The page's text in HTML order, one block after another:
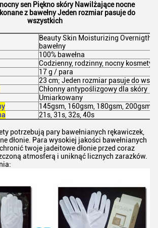
sen Piękno skóry Nawilżające nocne
z bawełny Jeden rozmiar pasuje do
wszystkich
Beauty Skin Moisturizing Overnigth
bawełny
100% bawełna
Codzienny, rodzinny, nocny kosmetyk
17 g / para
23 cm; Jeden rozmiar pasuje do
Chłonny antypoślizgowy dla skóry
Umiarkowany
145gsm, 160gsm, 180gsm, 200gsm,
21s, 31s, 32s, 40s
potrzebują pary bawełnianych rękawiczek,
dłonie. Para wysokiej jakości bawełnianych
twoje jadeitowe dłonie przed coraz
atmosferą i uniknąć licznych zarazków.